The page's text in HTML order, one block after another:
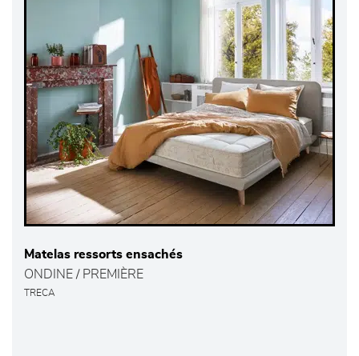
Matelas ressorts ensachés
ONDINE / PREMIÈRE
TRECA